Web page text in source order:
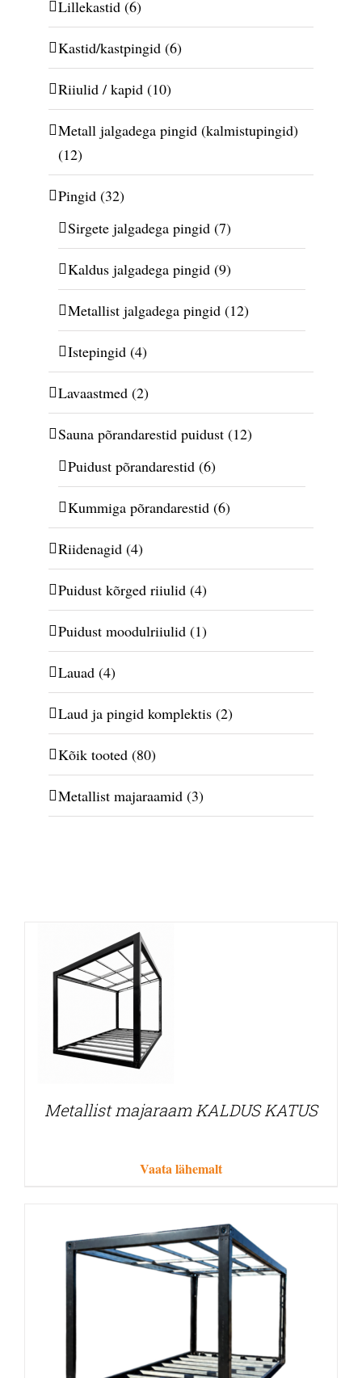
Metallist majaraam KALDUS KATUS
Vaata lähemalt
Lillekastid (6)
Kastid/kastpingid (6)
Riiulid / kapid (10)
Metall jalgadega pingid (kalmistupingid)
(12)
Pingid (32)
Sirgete jalgadega pingid (7)
Kaldus jalgadega pingid (9)
Metallist jalgadega pingid (12)
Istepingid (4)
Lavaastmed (2)
Sauna põrandarestid puidust (12)
Puidust põrandarestid (6)
Kummiga põrandarestid (6)
Riidenagid (4)
Puidust kõrged riiulid (4)
Puidust moodulriiulid (1)
Lauad (4)
Laud ja pingid komplektis (2)
Kõik tooted (80)
Metallist majaraamid (3)